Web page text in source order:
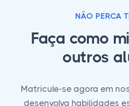
NÃO PERCA
Faça como
outros
Matricule-se agora em
desenvolva habilidades